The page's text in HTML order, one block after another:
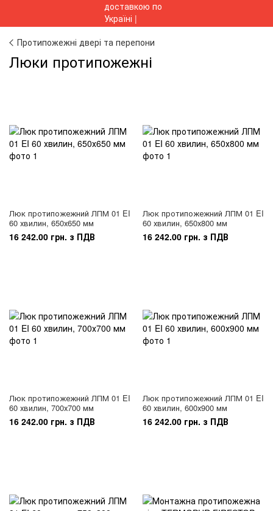
Протипожежні двері та перепони
Люки протипожежні
Люк протипожежний ЛПМ 01 EI
60 хвилин, 650х650 мм
16 242.00 грн. з ПДВ
Люк протипожежний ЛПМ 01 EI
60 хвилин, 650х800 мм
16 242.00 грн. з ПДВ
Люк протипожежний ЛПМ 01 EI
60 хвилин, 700х700 мм
16 242.00 грн. з ПДВ
Люк протипожежний ЛПМ 01 EI
60 хвилин, 600х900 мм
16 242.00 грн. з ПДВ